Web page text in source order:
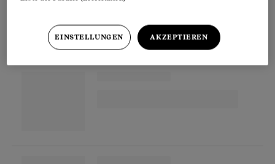
sukzessive das gleiche Rentenalter wie Männer.
Partnerinhalte
EINSTELLUNGEN AKZEPTIEREN